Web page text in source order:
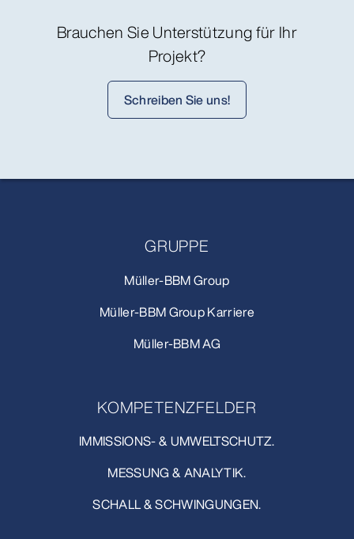
Brauchen Sie Unterstützung für Ihr
Projekt?
Schreiben Sie uns!
GRUPPE
Müller-BBM Group
Müller-BBM Group Karriere
Müller-BBM AG
KOMPETENZFELDER
IMMISSIONS- & UMWELTSCHUTZ.
MESSUNG & ANALYTIK.
SCHALL & SCHWINGUNGEN.